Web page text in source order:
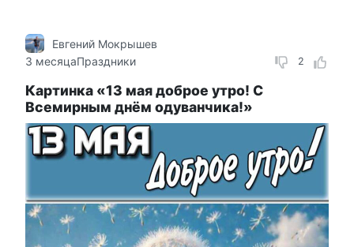
2
Евгений Мокрышев
3 месяцаПраздники
Картинка «13 мая доброе утро! С
Всемирным днём одуванчика!»